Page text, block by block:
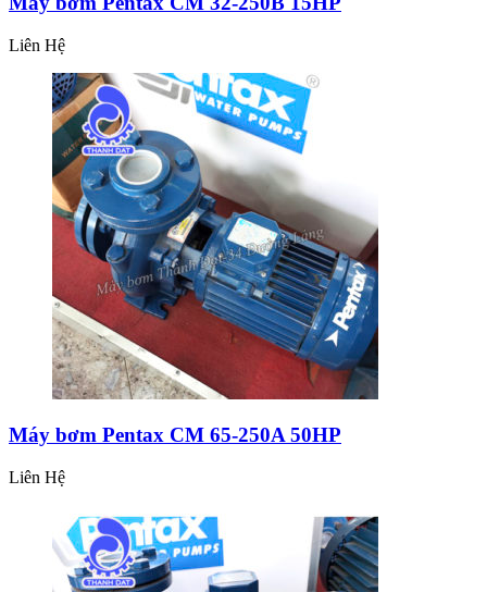
Liên Hệ
Máy bơm Pentax CM 65-250A 50HP
Liên Hệ